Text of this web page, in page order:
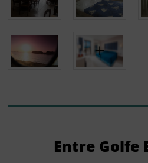
Entre Golfe